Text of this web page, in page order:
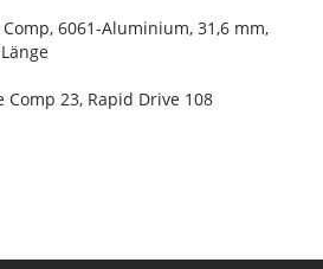
6061-Aluminium, 31,6 mm,
Comp 23, Rapid Drive 108